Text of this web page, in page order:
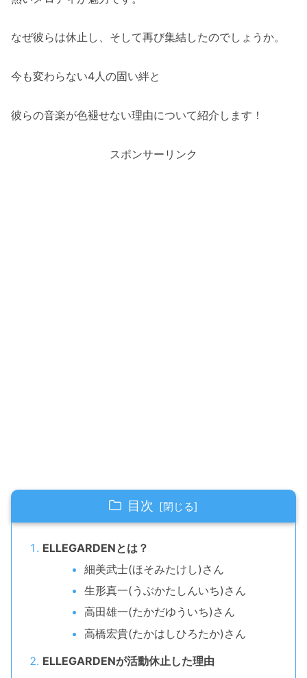
なぜ彼らは休止し、そして再び集結したのでしょうか。
今も変わらない4人の固い絆と
彼らの音楽が色褪せない理由について紹介します！
スポンサーリンク
目次
ELLEGARDENとは？
細美武士(ほそみたけし)さん
生形真一(うぶかたしんいち)さん
高田雄一(たかだゆういち)さん
高橋宏貴(たかはしひろたか)さん
ELLEGARDENが活動休止した理由